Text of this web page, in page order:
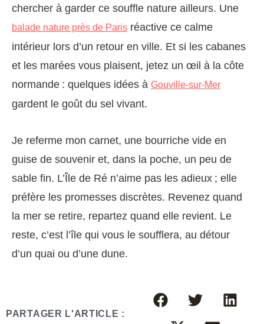
chercher à garder ce souffle nature ailleurs. Une
balade nature près de Paris réactive ce calme
intérieur lors d’un retour en ville. Et si les cabanes
et les marées vous plaisent, jetez un œil à la côte
normande : quelques idées à Gouville-sur-Mer
gardent le goût du sel vivant.
Je referme mon carnet, une bourriche vide en
guise de souvenir et, dans la poche, un peu de
sable fin. L’Île de Ré n’aime pas les adieux ; elle
préfère les promesses discrètes. Revenez quand
la mer se retire, repartez quand elle revient. Le
reste, c’est l’île qui vous le soufflera, au détour
d’un quai ou d’une dune.
PARTAGER L'ARTICLE :